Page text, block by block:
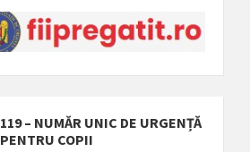
119 – NUMĂR UNIC DE URGENȚĂ
PENTRU COPII